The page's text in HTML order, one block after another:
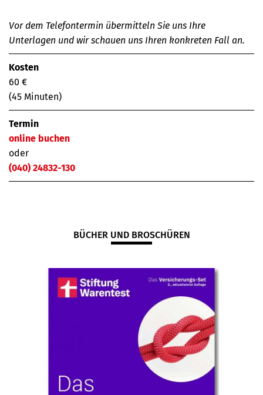
Vor dem Telefontermin übermitteln Sie uns Ihre
Unterlagen und wir schauen uns Ihren konkreten Fall an.
Kosten
60 €
(45 Minuten)
Termin
online buchen
oder
(040) 24832-130
BÜCHER UND BROSCHÜREN